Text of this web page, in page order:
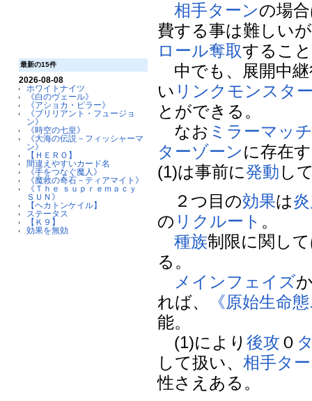
最新の15件
2026-08-08
ホワイトナイツ
《白のヴェール》
《アショカ・ピラー》
《ブリリアント・フュージョ
ン》
《時空の七皇》
《大海の伝説－フィッシャーマ
ン》
【ＨＥＲＯ】
間違えやすいカード名
《手をつなぐ魔人》
《魔救の奇石－ティアマイト》
《Ｔｈｅ ｓｕｐｒｅｍａｃｙ
ＳＵＮ》
【ヘカトンケイル】
ステータス
【Ｋ９】
効果を無効
相手ターンの場
費する事は難しい
ロール奪取するこ
中でも、展開中
い リンクモンスタ
とができる。
なお ミラーマッ
ターゾーンに存在
(1)は事前に発動 し
２つ目の効果は
の リクルート 。
種族制限に関し
る。
メインフェイズ
れば、
《原始生命
能。
(1)により後攻 ０
して扱い、相手タ
性さえある。